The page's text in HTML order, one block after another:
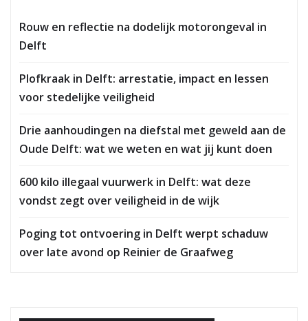
Rouw en reflectie na dodelijk motorongeval in
Delft
Plofkraak in Delft: arrestatie, impact en lessen
voor stedelijke veiligheid
Drie aanhoudingen na diefstal met geweld aan de
Oude Delft: wat we weten en wat jij kunt doen
600 kilo illegaal vuurwerk in Delft: wat deze
vondst zegt over veiligheid in de wijk
Poging tot ontvoering in Delft werpt schaduw
over late avond op Reinier de Graafweg